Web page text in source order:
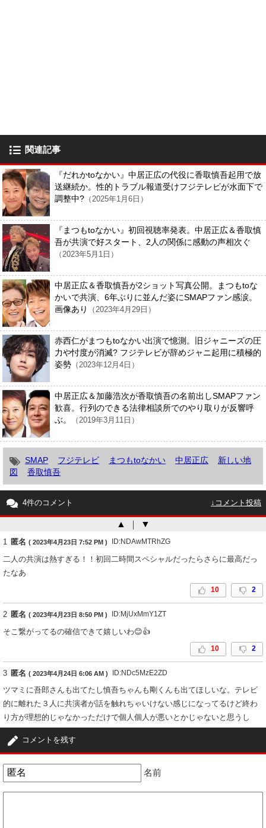
関連記事
『だれかtoなかい』中居正広の代役に香取慎吾起用で放
送継続か。性的トラブル報道受けフジテレビが水面下で
調整中? （2025年1月6日）
『まつもtoなかい』初回視聴率発表。中居正広＆香取慎
吾が共演で好スタート、2人の関係に感動の声相次ぐ
（2023年5月1日）
中居正広＆香取慎吾が2ショット写真公開。まつもtoな
かいで共演、6年ぶりに並んだ姿にSMAPファン感涙。
画像あり
（2023年4月29日）
赤西仁がまつもtoなかい出演で憶測。旧ジャニーズの圧
力や忖度が消滅? フジテレビが辞めジャニ起用に積極的
姿勢 （2023年12月4日）
中居正広＆加藤浩次が香取慎吾の名前出しSMAPファン
歓喜。行列のできる法律相談所でのやり取りが反響呼
ぶ。
（2019年3月11日）
SMAP フジテレビ まつもtoなかい 中居正広
新しい地
図
香取慎吾
4件のコメント ↓コメント投稿
▲ ｜ ▼
1 匿名 ( 2023年4月23日 7:52 PM ) ID:NDAwMTRhZG
二人の共演は熱すぎる！！初回二時間スペシャルだったらさらに最高だっ
たなあ
10 2
2 匿名 ( 2023年4月23日 8:50 PM ) ID:MjUxMmY1ZT
そこ繋がってるの確信できて嬉しいわ😊👍
10 2
3 匿名 ( 2023年4月24日 6:06 AM ) ID:NDc5MzE2ZD
ツマミに吾郎さんも出てたし慎吾ちゃんも剛くんも出てほしいな。テレビ
的に離れた３人に共演者が話を触れちゃいけない感じになってるけど終わ
り方が理想的じゃなかっただけで個人個人が悪いとかじゃないと思うし
そもそも仲良いとか思い込んでて、その中で木村拓哉が裏切っただの色々
あるけど案外本人たちはあっさりしてるかもよ。みんなそこであいつが嫌
コメントを残す
名前